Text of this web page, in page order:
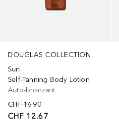
DOUGLAS COLLECTION
Sun
Self-Tanning Body Lotion
Auto-bronzant
CHF 16.90
CHF 12.67